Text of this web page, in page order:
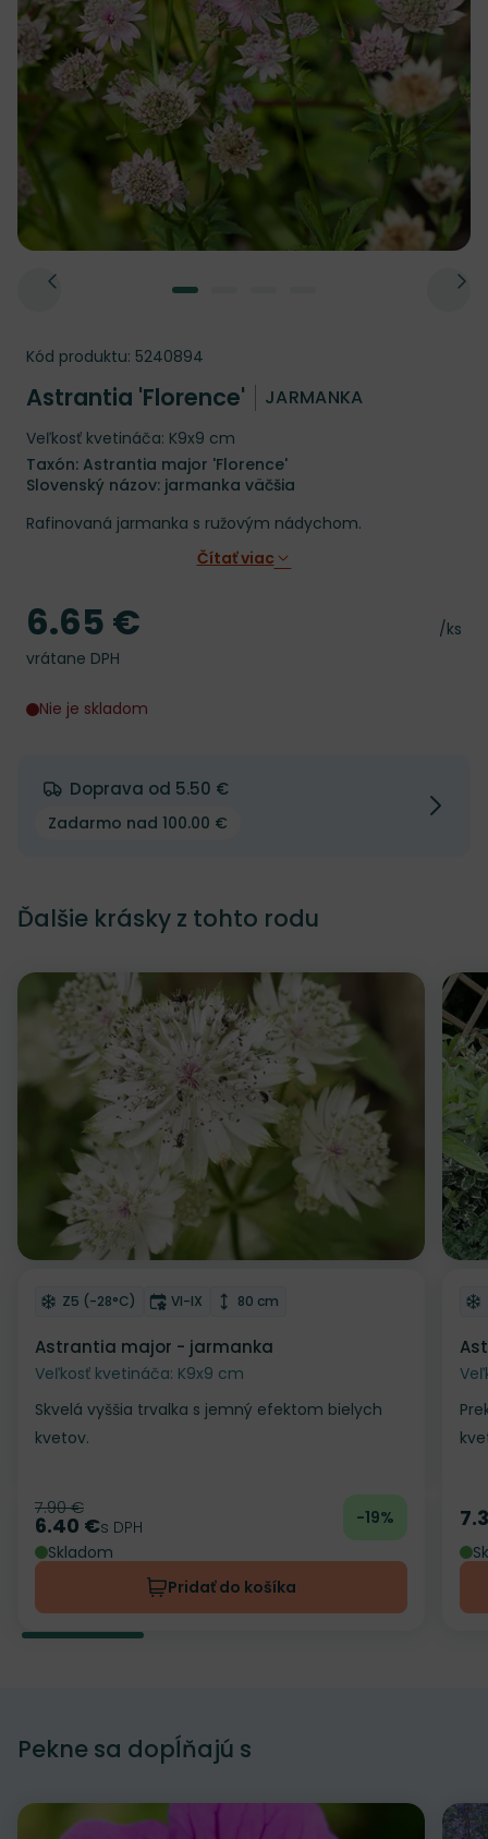
Kód produktu: 5240894
Astrantia 'Florence' JARMANKA
Veľkosť kvetináča: K9x9 cm
Taxón: Astrantia major 'Florence'
Slovenský názov: jarmanka väčšia
Rafinovaná jarmanka s ružovým nádychom.
Čítať viac
Cena
/ks
Cena
6.65 €
vrátane DPH
Nie je skladom
Doprava od 5.50 €
Zadarmo nad 100.00 €
Ďalšie krásky z tohto rodu
Odober do zoznamu želaní
Mrazuvzdornosť
Z5 (-28°C) Doba kvitnutia
VI-IX Výška rastliny
80 cm
Astrantia major - jarmanka
Veľkosť kvetináča: K9x9 cm
Skvelá vyššia trvalka s jemný efektom bielych
kvetov.
Pôvodná cena
7.90 €
Cena
6.40 €s DPH
-19%
Skladom
Pridať do košíka
Pekne sa dopĺňajú s